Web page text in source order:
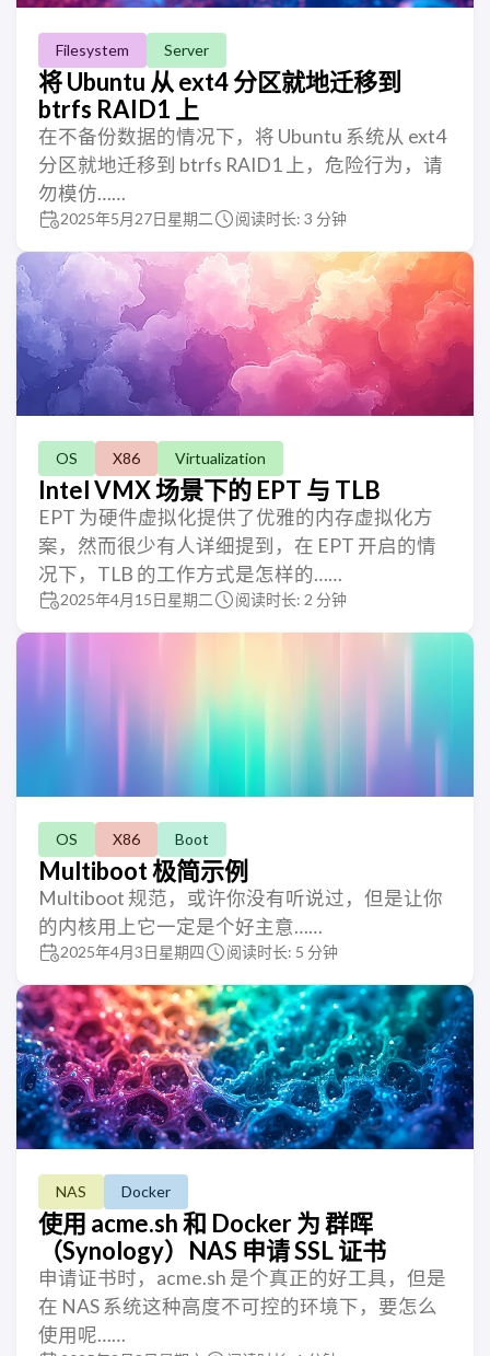
Filesystem Server
将 Ubuntu 从 ext4 分区就地迁移到
btrfs RAID1 上
在不备份数据的情况下，将 Ubuntu 系统从 ext4
分区就地迁移到 btrfs RAID1 上，危险行为，请
勿模仿……
2025年5月27日星期二 阅读时长: 3 分钟
OS X86 Virtualization
Intel VMX 场景下的 EPT 与 TLB
EPT 为硬件虚拟化提供了优雅的内存虚拟化方
案，然而很少有人详细提到，在 EPT 开启的情
况下，TLB 的工作方式是怎样的……
2025年4月15日星期二 阅读时长: 2 分钟
OS X86 Boot
Multiboot 极简示例
Multiboot 规范，或许你没有听说过，但是让你
的内核用上它一定是个好主意……
2025年4月3日星期四 阅读时长: 5 分钟
NAS Docker
使用 acme.sh 和 Docker 为 群晖
（Synology）NAS 申请 SSL 证书
申请证书时，acme.sh 是个真正的好工具，但是
在 NAS 系统这种高度不可控的环境下，要怎么
使用呢……